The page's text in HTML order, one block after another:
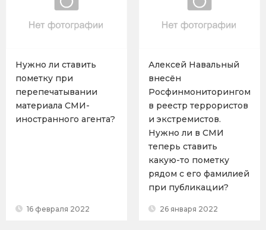
Нужно ли ставить
пометку при
перепечатывании
материала СМИ-
иностранного агента?
16 февраля 2022
Алексей Навальный
внесён
Росфинмониторингом
в реестр террористов
и экстремистов.
Нужно ли в СМИ
теперь ставить
какую-то пометку
рядом с его фамилией
при публикации?
26 января 2022